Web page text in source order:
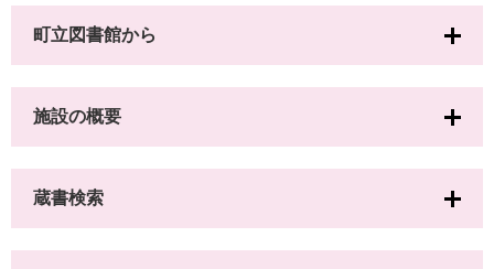
町立図書館から
施設の概要
蔵書検索